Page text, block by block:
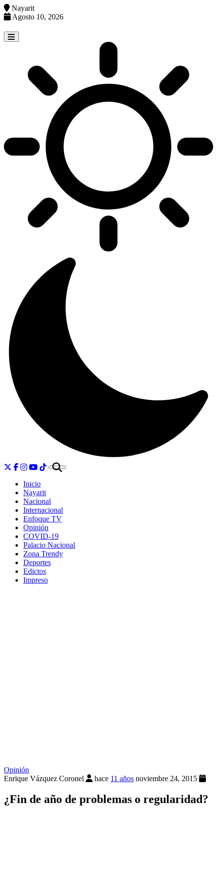
Nayarit
Agosto 10, 2026
to
content
Inicio
Nayarit
Nacional
Internacional
Enfoque TV
Opinión
COVID-19
Palacio Nacional
Zona Trendy
Deportes
Edictos
Impreso
Opinión
Enrique Vázquez Coronel
hace 11 años noviembre 24, 2015
¿Fin de año de problemas o regularidad?